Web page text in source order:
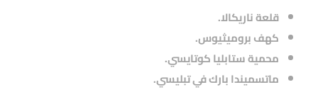
قلعة ناريكالا.
كهف بروميثيوس.
محمية ستابليا كوتايسي.
ماتسميندا بارك في تبليسي.